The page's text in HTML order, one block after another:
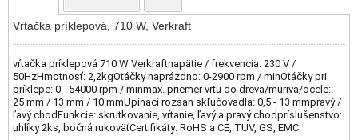
Vŕtačka príklepová, 710 W, Verkraft
vŕtačka príklepová 710 W Verkraftnapätie / frekvencia: 230 V /
50HzHmotnosť: 2,2kgOtáčky naprázdno: 0-2900 rpm / minOtáčky pri
príklepe: 0 - 54000 rpm / minmax. priemer vrtu do dreva/muriva/ocele::
25 mm / 13 mm / 10 mmUpínací rozsah skľučovadla: 0,5 - 13 mmpravý /
ľavý chodFunkcie: skrutkovanie, vŕtanie, ľavý a pravý chodpríslušenstvo:
uhlíky 2ks, bočná rukoväťCertifikáty: RoHS a CE, TUV, GS, EMC